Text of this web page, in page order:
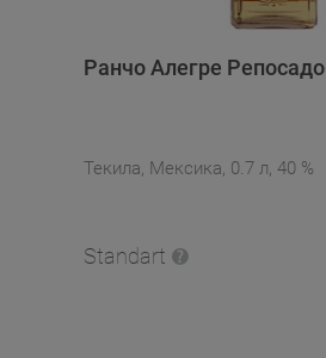
Ранчо Алегре Репосадо
Текила, Мексика, 0.7 л, 40 %
Standart